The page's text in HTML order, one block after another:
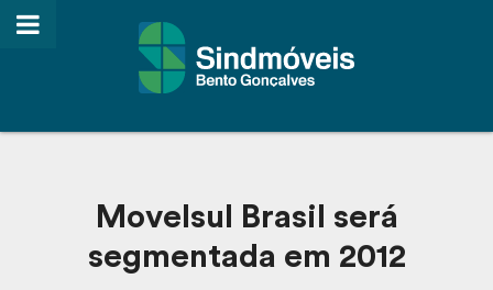
Movelsul Brasil será
segmentada em 2012